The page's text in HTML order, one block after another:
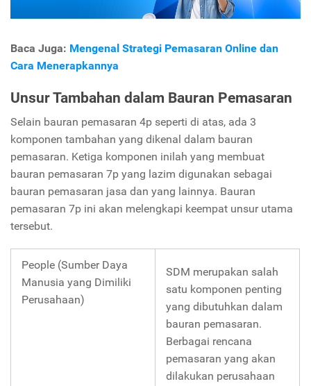
Baca Juga: Mengenal Strategi Pemasaran Online dan
Cara Menerapkannya
Unsur Tambahan dalam Bauran Pemasaran
Selain bauran pemasaran 4p seperti di atas, ada 3
komponen tambahan yang dikenal dalam bauran
pemasaran. Ketiga komponen inilah yang membuat
bauran pemasaran 7p yang lazim digunakan sebagai
bauran pemasaran jasa dan yang lainnya. Bauran
pemasaran 7p ini akan melengkapi keempat unsur utama
tersebut.
People (Sumber Daya
Manusia yang Dimiliki
Perusahaan)
SDM merupakan salah
satu komponen penting
yang dibutuhkan dalam
bauran pemasaran.
Berbagai rencana
pemasaran yang akan
dilakukan perusahaan